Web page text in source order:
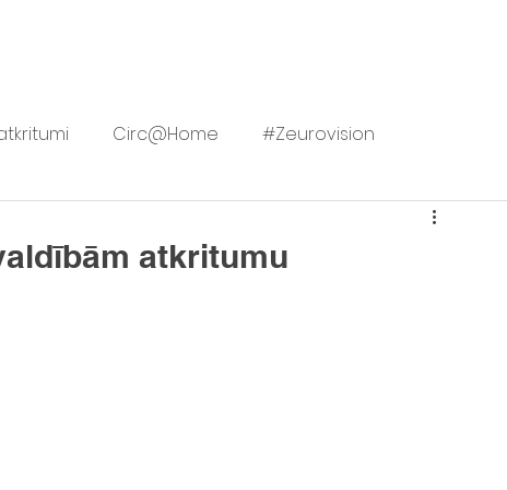
Circ@Home #Zeurovision
atkritumu